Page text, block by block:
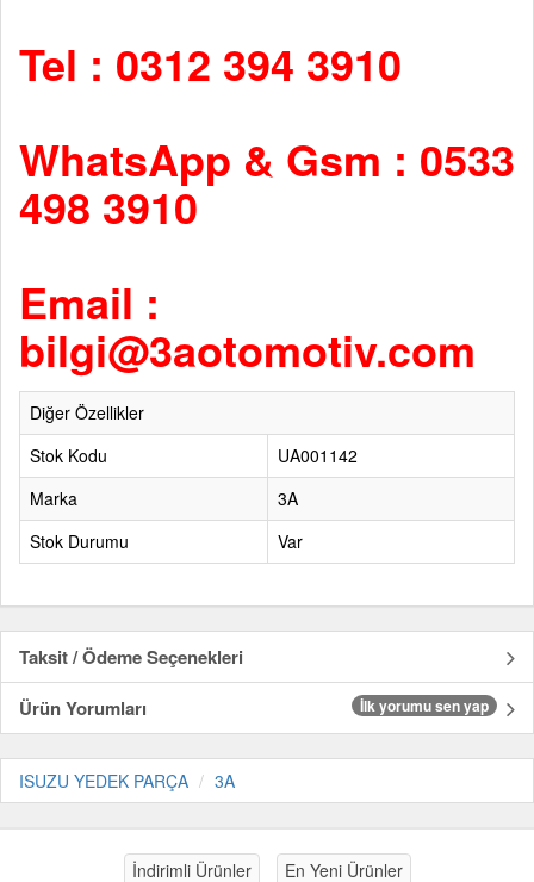
Tel : 0312 394 3910
WhatsApp & Gsm : 0533
498 3910
Email :
bilgi@3aotomotiv.com
Diğer Özellikler
Stok Kodu
UA001142
Marka
3A
Stok Durumu
Var
Taksit / Ödeme Seçenekleri
Ürün Yorumları
İlk yorumu sen yap
ISUZU YEDEK PARÇA 3A
İndirimli Ürünler En Yeni Ürünler